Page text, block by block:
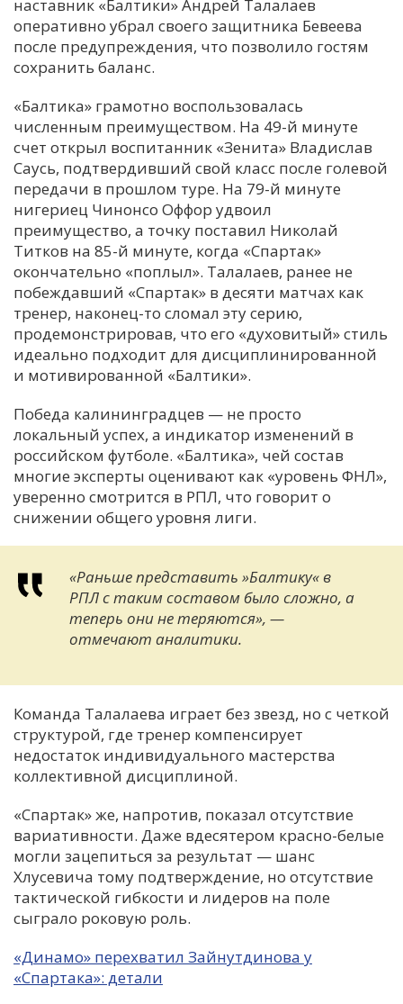
наставник «Балтики» Андрей Талалаев
оперативно убрал своего защитника Бевеева
после предупреждения, что позволило гостям
сохранить баланс.
«Балтика» грамотно воспользовалась
численным преимуществом. На 49-й минуте
счет открыл воспитанник «Зенита» Владислав
Саусь, подтвердивший свой класс после голевой
передачи в прошлом туре. На 79-й минуте
нигериец Чинонсо Оффор удвоил
преимущество, а точку поставил Николай
Титков на 85-й минуте, когда «Спартак»
окончательно «поплыл». Талалаев, ранее не
побеждавший «Спартак» в десяти матчах как
тренер, наконец-то сломал эту серию,
продемонстрировав, что его «духовитый» стиль
идеально подходит для дисциплинированной
и мотивированной «Балтики».
Победа калининградцев — не просто
локальный успех, а индикатор изменений в
российском футболе. «Балтика», чей состав
многие эксперты оценивают как «уровень ФНЛ»,
уверенно смотрится в РПЛ, что говорит о
снижении общего уровня лиги.
«Раньше представить »Балтику« в
РПЛ с таким составом было сложно, а
теперь они не теряются», —
отмечают аналитики.
Команда Талалаева играет без звезд, но с четкой
структурой, где тренер компенсирует
недостаток индивидуального мастерства
коллективной дисциплиной.
«Спартак» же, напротив, показал отсутствие
вариативности. Даже вдесятером красно-белые
могли зацепиться за результат — шанс
Хлусевича тому подтверждение, но отсутствие
тактической гибкости и лидеров на поле
сыграло роковую роль.
«Динамо» перехватил Зайнутдинова у
«Спартака»: детали